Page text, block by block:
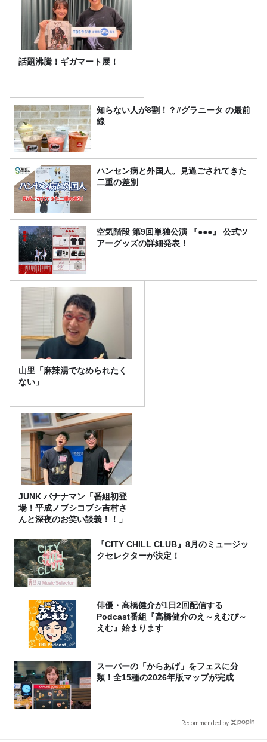
話題沸騰！ギガマート展！
知らない人が8割！？#グラニータ の最前
線
ハンセン病と外国人。見過ごされてきた
二重の差別
空気階段 第9回単独公演 『●●●』 公式ツ
アーグッズの詳細発表！
山里「麻辣湯でなめられたく
ない」
JUNK バナナマン「番組初登
場！平成ノブシコブシ吉村さ
んと深夜のお笑い談義！！」
『CITY CHILL CLUB』8月のミュージッ
クセレクターが決定！
俳優・高橋健介が1日2回配信する
Podcast番組『高橋健介のえ～えむぴ～
えむ』始まります
スーパーの「からあげ」をフェスに分
類！全15種の2026年版マップが完成
Recommended by